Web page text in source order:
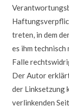
Altrhein
Kiefer-
Rathjens
Hafen-
Ritterhecke
Altwasser
Hörnel-
Altrhein
treten, in dem
es ihm technisch
Falle
Der Autor
der Linksetzung
verlinkenden